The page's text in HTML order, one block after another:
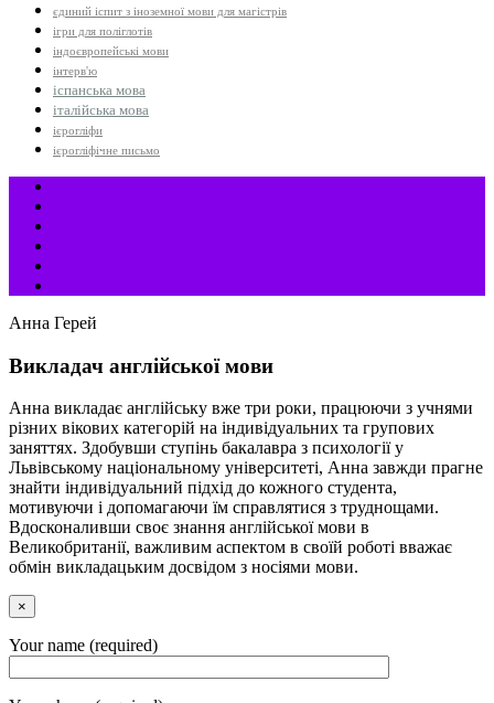
єдиний іспит з іноземної мови для магістрів
ігри для поліглотів
індоєвропейські мови
інтерв'ю
іспанська мова
італійська мова
ієрогліфи
ієрогліфічне письмо
Анна Герей
Викладач англійської мови
Анна викладає англійську вже три роки, працюючи з учнями
різних вікових категорій на індивідуальних та групових
заняттях. Здобувши ступінь бакалавра з психології у
Львівському національному університеті, Анна завжди прагне
знайти індивідуальний підхід до кожного студента,
мотивуючи і допомагаючи їм справлятися з труднощами.
Вдосконаливши своє знання англійської мови в
Великобританії, важливим аспектом в своїй роботі вважає
обмін викладацьким досвідом з носіями мови.
×
Your name (required)